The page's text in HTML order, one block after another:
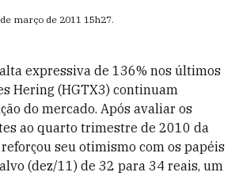
março de 2011 15h27.
expressiva de 136% nos últimos
Hering (HGTX3) continuam
do mercado. Após avaliar os
ao quarto trimestre de 2010 da
reforçou seu otimismo com os papéis
(dez/11) de 32 para 34 reais, um